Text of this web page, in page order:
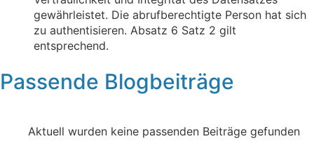
gewährleistet. Die abrufberechtigte Person hat sich
zu authentisieren. Absatz 6 Satz 2 gilt
entsprechend.
Passende Blogbeiträge
Aktuell wurden keine passenden Beiträge gefunden